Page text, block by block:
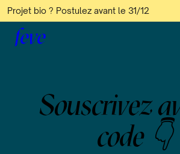
Projet bio ? Postulez avant le 31/12
feve
Souscrivez
code 👇